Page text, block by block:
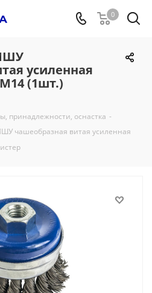
0
усиленная
(1шт.)
принадлежности, оснастка -
чашеобразная витая усиленная